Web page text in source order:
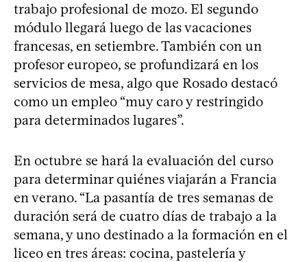
trabajo profesional de mozo. El segundo
módulo llegará luego de las vacaciones
francesas, en setiembre. También con un
profesor europeo, se profundizará en los
servicios de mesa, algo que Rosado destacó
como un empleo “muy caro y restringido
para determinados lugares”.
En octubre se hará la evaluación del curso
para determinar quiénes viajarán a Francia
en verano. “La pasantía de tres semanas de
duración será de cuatro días de trabajo a la
semana, y uno destinado a la formación en el
liceo en tres áreas: cocina, pastelería y